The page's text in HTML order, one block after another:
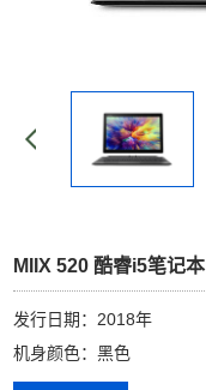
MIIX 520 酷睿i5笔记本
发行日期：2018年
机身颜色：黑色